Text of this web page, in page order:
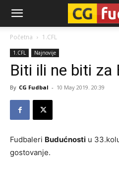
CG-
Fudbal
Početna 1.CFL
1.CFL Najnovije
Biti ili ne biti za
By CG Fudbal - 10 May 2019. 20:39
Fudbaleri Budućnosti u
gostovanje.